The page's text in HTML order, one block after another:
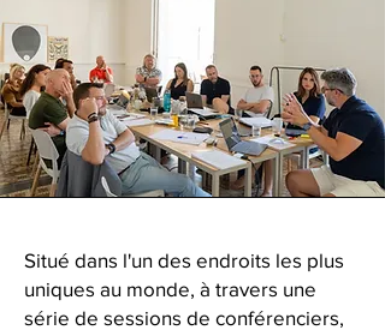
Situé dans l'un des endroits les plus
uniques au monde, à travers une
série de sessions de conférenciers,